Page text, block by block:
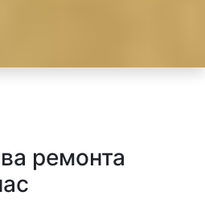
ремонта